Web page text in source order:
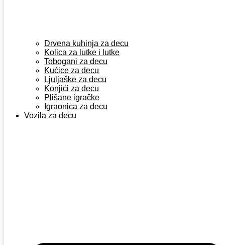
Drvena kuhinja za decu
Kolica za lutke i lutke
Tobogani za decu
Kućice za decu
Ljuljaške za decu
Konjići za decu
Plišane igračke
Igraonica za decu
Vozila za decu